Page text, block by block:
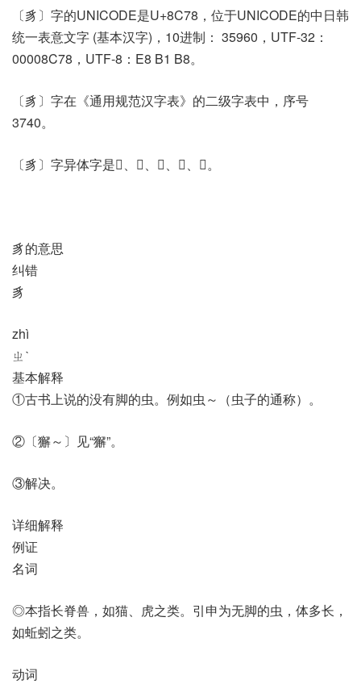
〔豸〕字的UNICODE是U+8C78，位于UNICODE的中日韩
统一表意文字 (基本汉字)，10进制： 35960，UTF-32：
00008C78，UTF-8：E8 B1 B8。
〔豸〕字在《通用规范汉字表》的二级字表中，序号
3740。
〔豸〕字异体字是𤞝、𦎋、𧋈、𧳃、𪺏。
豸的意思
纠错
豸
zhì
ㄓˋ
基本解释
①古书上说的没有脚的虫。例如虫～（虫子的通称）。
②〔獬～〕见“獬”。
③解决。
详细解释
例证
名词
◎本指长脊兽，如猫、虎之类。引申为无脚的虫，体多长，
如蚯蚓之类。
动词